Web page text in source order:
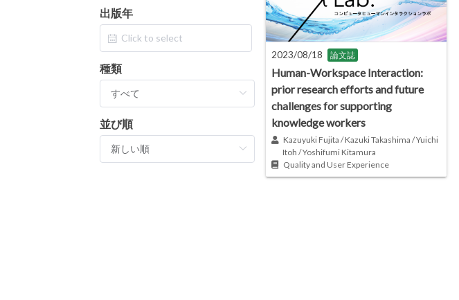
出版年
種類
並び順
2023/08/18 論文誌
Human-Workspace Interaction:
prior research efforts and future
challenges for supporting
knowledge workers
Kazuyuki Fujita / Kazuki Takashima / Yuichi
Itoh / Yoshifumi Kitamura
Quality and User Experience